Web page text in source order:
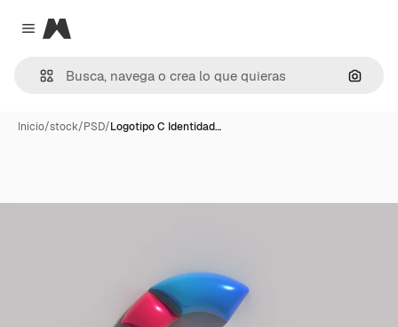
Close menu
Magnific
Inicio/stock/PSD/Logotipo C Identidad…